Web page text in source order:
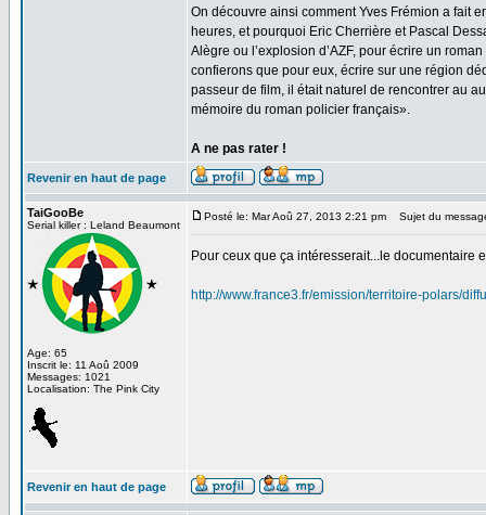
On découvre ainsi comment Yves Frémion a fait
heures, et pourquoi Eric Cherrière et Pascal
Alègre ou l’explosion d’AZF, pour écrire un
confierons que pour eux, écrire sur une région
passeur de film, il était naturel de rencontrer au
mémoire du roman policier français».
A ne pas rater !
Revenir en haut de page
TaiGooBe
Serial killer : Leland Beaumont
Age: 65
Inscrit le: 11 Aoû 2009
Messages: 1021
Localisation: The Pink City
Posté le: Mar Aoû 27, 2013 2:21 pm Sujet du
Pour ceux que ça intéresserait...le
http://www.france3.fr/emission/territoire-polars/
Revenir en haut de page